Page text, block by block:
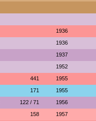
1936
1936
1937
1952
441 1955
171 1955
122 / 71 1956
158 1957